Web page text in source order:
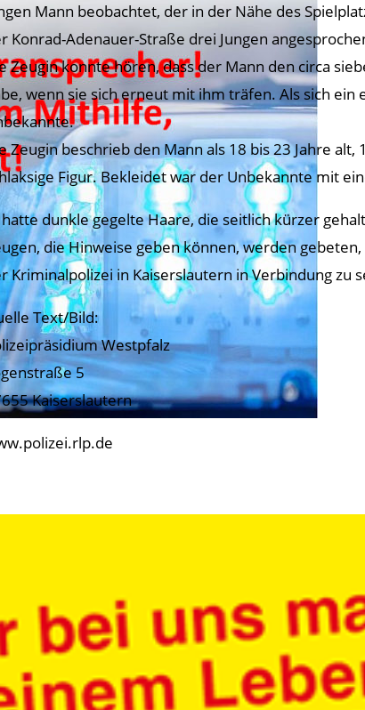
Mann beobachtet, der in der Nähe des
Konrad-Adenauer-Straße drei Jungen
Zeugin konnte hören, dass der Mann den circa
wenn sie sich erneut mit ihm träfen. Als sich
Zeugin beschrieb den Mann als 18 bis 23 Jahre
Figur. Bekleidet war der Unbekannte mit
hatte dunkle gegelte Haare, die seitlich kürzer
die Hinweise geben können, werden
Kriminalpolizei in Kaiserslautern in Verbindung zu
Text/Bild:
Westpfalz
5
Kaiserslautern